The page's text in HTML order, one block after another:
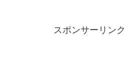
スポンサーリンク